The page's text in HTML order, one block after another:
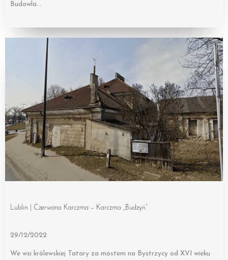
Budowla…
Lublin | Czerwona Karczma – Karczma „Budzyń”
29/12/2022
We wsi królewskiej Tatary za mostem na Bystrzycy od XVI wieku